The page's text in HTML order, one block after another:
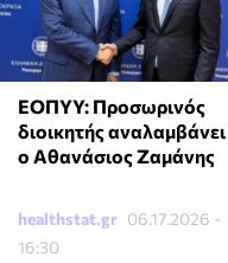
ΕΟΠΥΥ: Προσωρινός
διοικητής αναλαμβάνει
ο Αθανάσιος Ζαμάνης
healthstat.gr 06.17.2026 -
16:30